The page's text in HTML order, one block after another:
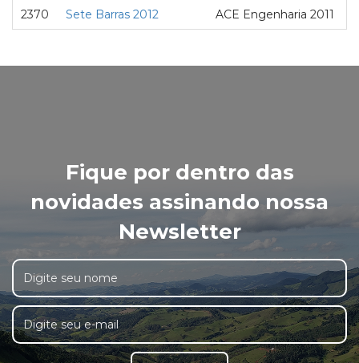
2370 Sete Barras 2012 ACE Engenharia 2011
Fique por dentro das
novidades assinando nossa
Newsletter